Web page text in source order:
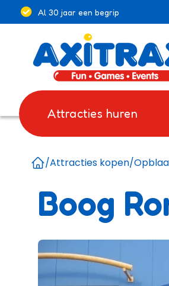
Al 30 jaar een begrip
Attracties huren
/Attracties kopen/
Boog